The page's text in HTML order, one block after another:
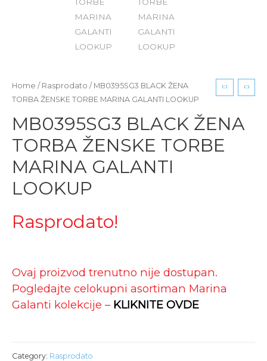
Home / Rasprodato / MB0395SG3 BLACK ŽENA
TORBA ŽENSKE TORBE MARINA GALANTI LOOKUP
MB0395SG3 BLACK ŽENA
TORBA ŽENSKE TORBE
MARINA GALANTI
LOOKUP
Rasprodato!
Ovaj proizvod trenutno nije dostupan.
Pogledajte celokupni asortiman Marina
Galanti kolekcije – KLIKNITE OVDE
Category: Rasprodato